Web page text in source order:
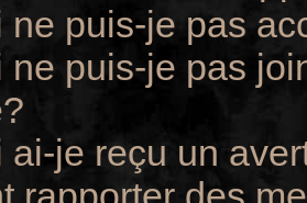
ne puis-je pas
ne puis-je pas
ai-je reçu un